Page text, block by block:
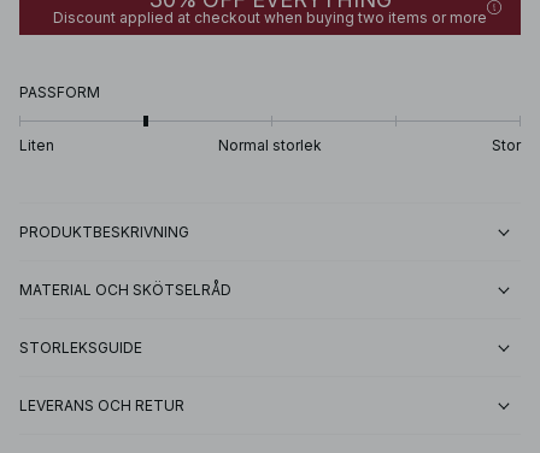
Discount applied at checkout when buying two items or more
PASSFORM
Liten Normal storlek Stor
PRODUKTBESKRIVNING
MATERIAL OCH SKÖTSELRÅD
STORLEKSGUIDE
LEVERANS OCH RETUR